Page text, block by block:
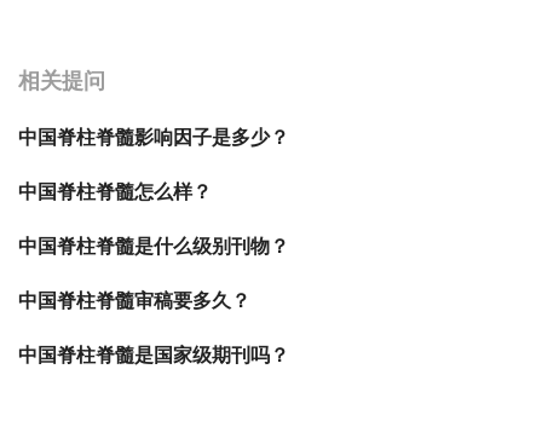
相关提问
中国脊柱脊髓影响因子是多少？
中国脊柱脊髓怎么样？
中国脊柱脊髓是什么级别刊物？
中国脊柱脊髓审稿要多久？
中国脊柱脊髓是国家级期刊吗？